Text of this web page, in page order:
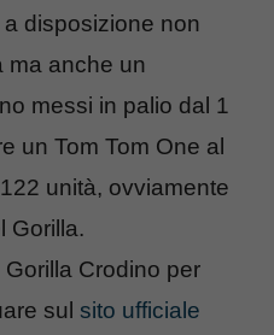
a disposizione non
ma anche un
messi in palio dal 1
un Tom Tom One al
unità, ovviamente
Gorilla.
Crodino per
sul sito ufficiale